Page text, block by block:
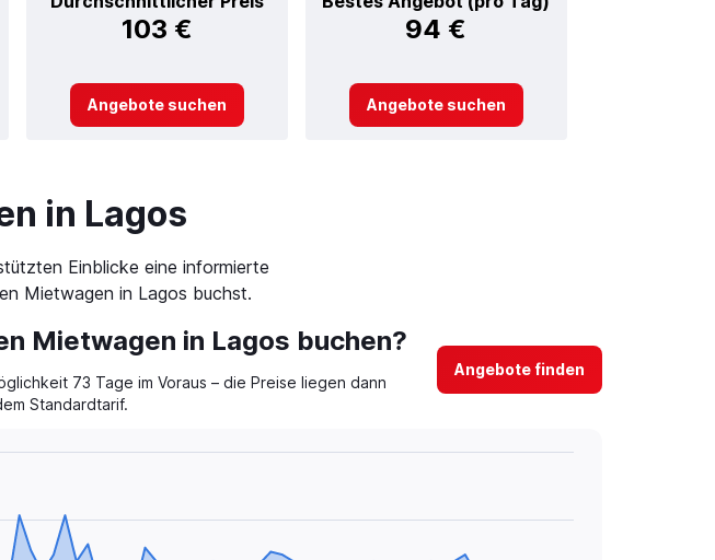
103 € 94 €
Angebote suchen Angebote suchen
in Lagos
Einblicke eine informierte
Mietwagen in Lagos buchst.
Mietwagen in Lagos buchen?
73 Tage im Voraus – die Preise liegen dann
Standardtarif.
Angebote finden